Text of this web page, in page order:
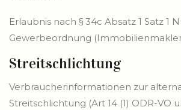
Erlaubnis nach § 34c Absatz 1 Satz 1
Gewerbeordnung
Streitschlichtung
Verbraucherinformationen zur
Streitschlichtung (Art 14 (1) ODR-VO